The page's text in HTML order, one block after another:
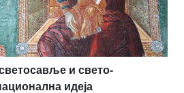
и свето-
идеја